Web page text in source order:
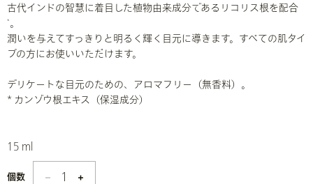
古代インドの智慧に着目した植物由来成分であるリコリス根を配合
* 。
潤いを与えてすっきりと明るく輝く目元に導きます。すべての肌タイ
プの方にお使いいただけます。
デリケートな目元のための、アロマフリー（無香料）。
* カンゾウ根エキス（保湿成分）
15 ml
個数 1